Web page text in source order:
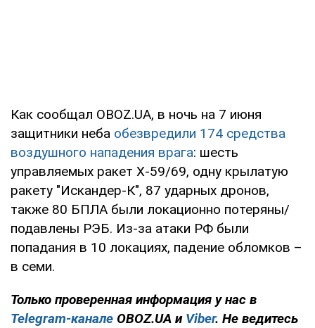
Как сообщал OBOZ.UA, в ночь на 7 июня
защитники неба обезвредили 174 средства
воздушного нападения врага: шесть
управляемых ракет Х-59/69, одну крылатую
ракету "Искандер-К", 87 ударных дронов,
также 80 БПЛА были локационно потеряны/
подавлены РЭБ. Из-за атаки РФ были
попадания в 10 локациях, падение обломков –
в семи.
Только проверенная информация у нас в
Telegram-канале OBOZ.UA и Viber. Не ведитесь